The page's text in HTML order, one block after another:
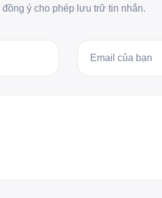
ý cho phép lưu trữ tin nhắn.